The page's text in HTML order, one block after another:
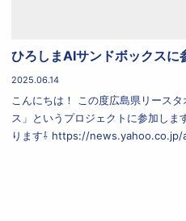
ひろしまAIサンドボックスに
2025.06.14
こんにちは！ この度広島県リース
ス」というプロジェクトに参加し
ります⇩ https://news.yahoo.co.jp/